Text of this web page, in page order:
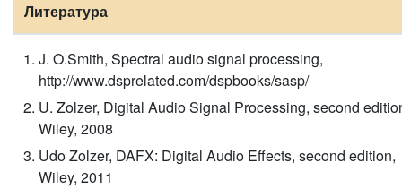
Литература
J. O.Smith, Spectral audio signal processing,
http://www.dsprelated.com/dspbooks/sasp/
U. Zolzer, Digital Audio Signal Processing, second
Wiley, 2008
Udo Zolzer, DAFX: Digital Audio Effects, second edition,
Wiley, 2011